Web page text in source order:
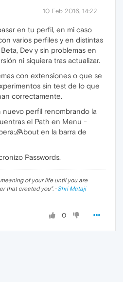
10 Feb 2016, 14:22
en tu perfil, en mi caso
varios perfiles y en distintas
Dev y sin problemas en
ni siquiera tras actualizar.
con extensiones o que se
sin test de lo que
correctamente.
nuevo perfil renombrando la
el Path en Menu -
About en la barra de
Passwords.
of your life until you are
that created you". · Shri Mataji
0